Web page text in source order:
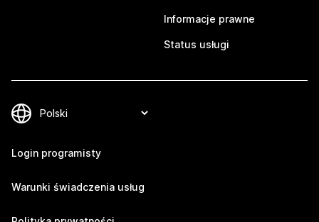
Informacje prawne
Status usługi
Login programisty
Warunki świadczenia usług